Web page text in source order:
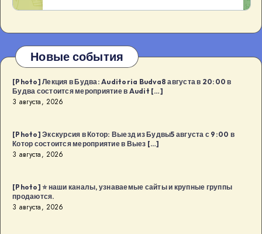
Новые события
[Photo] Лекция в Будва: Auditoria Budva8 августа в 20:00 в
Будва состоится мероприятие в Audit […]
3 августа, 2026
[Photo] Экскурсия в Котор: Выезд из Будвы5 августа с 9:00 в
Котор состоится мероприятие в Выез […]
3 августа, 2026
[Photo] ⭐️ наши каналы, узнаваемые сайты и крупные группы
продаются.
3 августа, 2026